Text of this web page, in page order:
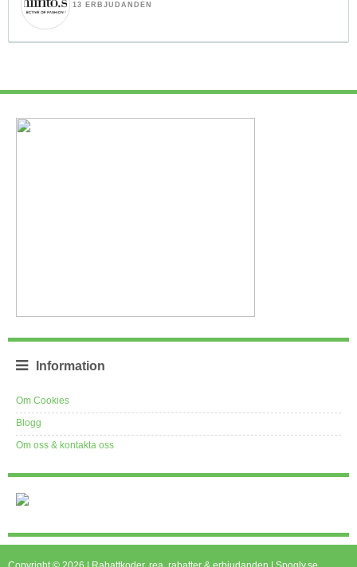
13 ERBJUDANDEN
Information
Om Cookies
Blogg
Om oss & kontakta oss